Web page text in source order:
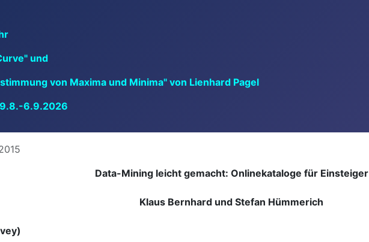
und
von Maxima und Minima" von Lienhard Pagel
6.9.2026
Data-Mining leicht gemacht: Onlinekataloge für Einsteiger
Klaus Bernhard und Stefan Hümmerich